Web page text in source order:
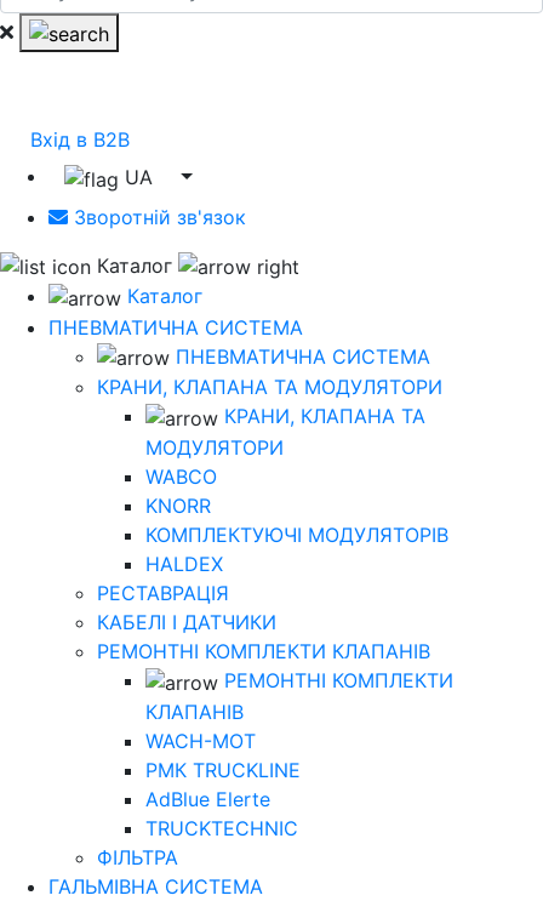
Вхід в B2B
UA
Зворотній зв'язок
Каталог
Каталог
ПНЕВМАТИЧНА СИСТЕМА
ПНЕВМАТИЧНА СИСТЕМА
КРАНИ, КЛАПАНА ТА МОДУЛЯТОРИ
КРАНИ, КЛАПАНА ТА
МОДУЛЯТОРИ
WABCO
KNORR
КОМПЛЕКТУЮЧІ МОДУЛЯТОРІВ
HALDEX
РЕСТАВРАЦІЯ
КАБЕЛІ І ДАТЧИКИ
РЕМОНТНІ КОМПЛЕКТИ КЛАПАНІВ
РЕМОНТНІ КОМПЛЕКТИ
КЛАПАНІВ
WACH-MOT
РМК TRUCKLINE
AdBlue Elerte
TRUCKTECHNIC
ФІЛЬТРА
ГАЛЬМІВНА СИСТЕМА